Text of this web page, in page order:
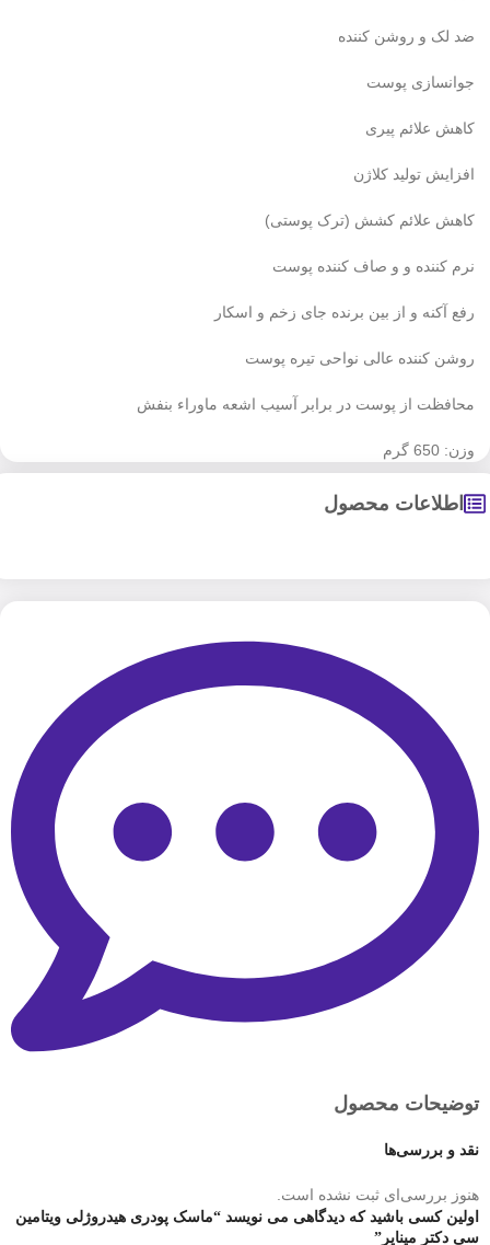
ضد لک و روشن کننده
جوانسازی پوست
کاهش علائم پیری
افزایش تولید کلاژن
کاهش علائم کشش (ترک پوستی)
نرم کننده و و صاف کننده پوست
رفع آکنه و از بین برنده جای زخم و اسکار
روشن کننده عالی نواحی تیره پوست
محافظت از پوست در برابر آسیب اشعه ماوراء بنفش
وزن: 650 گرم
اطلاعات محصول
توضیحات محصول
نقد و بررسی‌ها
هنوز بررسی‌ای ثبت نشده است.
اولین کسی باشید که دیدگاهی می نویسد “ماسک پودری هیدروژلی ویتامین
سی دکتر مینایر”